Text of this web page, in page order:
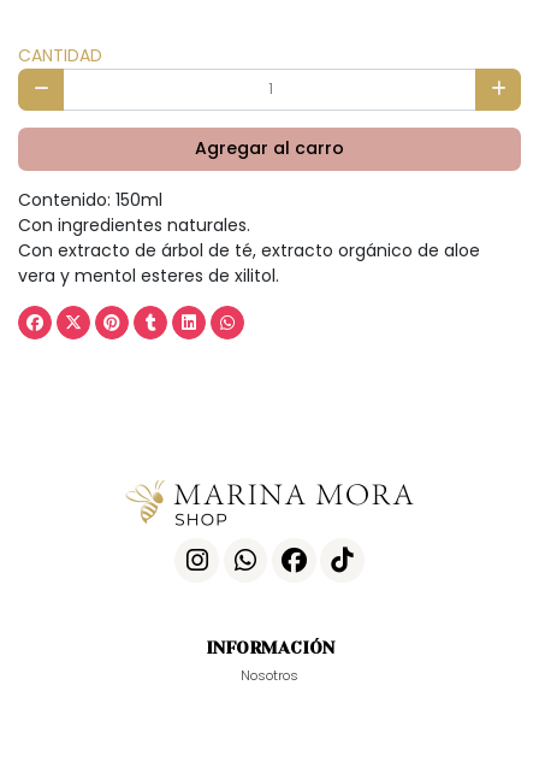
CANTIDAD
Agregar al carro
Contenido: 150ml
Con ingredientes naturales.
Con extracto de árbol de té, extracto orgánico de aloe
vera y mentol esteres de xilitol.
INFORMACIÓN
Nosotros